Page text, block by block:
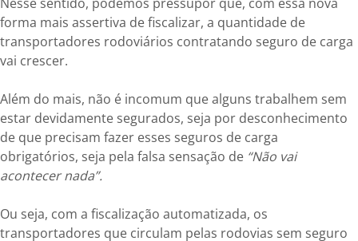
forma mais assertiva de fiscalizar, a quantidade de
transportadores rodoviários contratando seguro de carga
vai crescer.
Além do mais, não é incomum que alguns trabalhem sem
estar devidamente segurados, seja por desconhecimento
de que precisam fazer esses seguros de carga
obrigatórios, seja pela falsa sensação de “Não vai
acontecer nada”.
Ou seja, com a fiscalização automatizada, os
transportadores que circulam pelas rodovias sem seguro